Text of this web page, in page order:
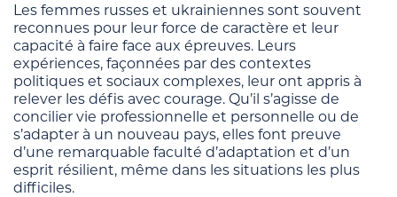
Les femmes russes et ukrainiennes sont souvent
reconnues pour leur force de caractère et leur
capacité à faire face aux épreuves. Leurs
expériences, façonnées par des contextes
politiques et sociaux complexes, leur ont appris à
relever les défis avec courage. Qu’il s’agisse de
concilier vie professionnelle et personnelle ou de
s’adapter à un nouveau pays, elles font preuve
d’une remarquable faculté d’adaptation et d’un
esprit résilient, même dans les situations les plus
difficiles.